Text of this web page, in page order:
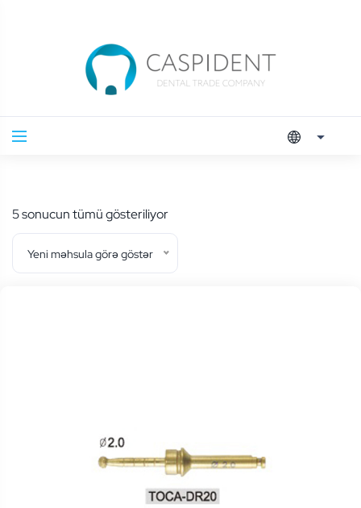
5 sonucun tümü gösteriliyorEn
yeniye
göre
Yeni məhsula görə göstər